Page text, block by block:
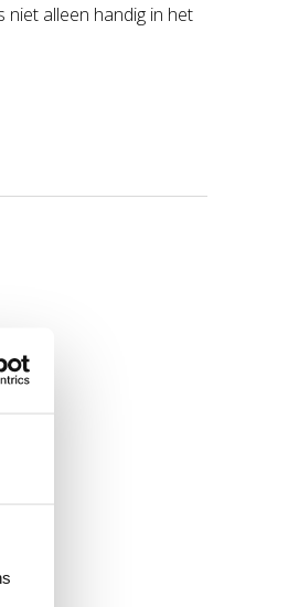
niet alleen handig in het